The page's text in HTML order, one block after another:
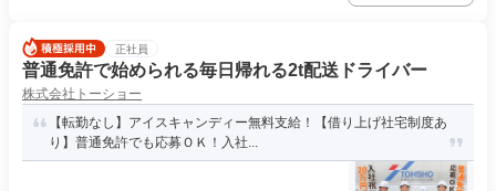
正社員
普通免許で始められる毎日帰れる2t配送ドライバー
株式会社トーショー
【転勤なし】アイスキャンディー無料支給！【借り上げ社宅制度あ
り】普通免許でも応募ＯＫ！入社...